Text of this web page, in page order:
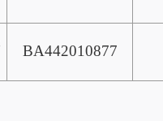
BA442010877